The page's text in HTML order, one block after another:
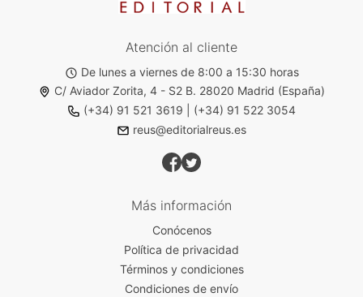
Atención al cliente
De lunes a viernes de 8:00 a 15:30 horas
C/ Aviador Zorita, 4 - S2 B. 28020 Madrid (España)
(+34) 91 521 3619
(+34) 91 522 3054
reus@editorialreus.es
Más información
Conócenos
Política de privacidad
Términos y condiciones
Condiciones de envío